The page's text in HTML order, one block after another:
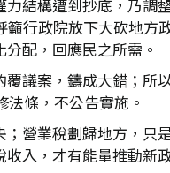
結構遭到抄底，乃調
行政院放下大砍地方
配，回應民之所需。
議案，鑄成大錯；所
條，不公告實施。
營業稅劃歸地方，只
入，才有能量推動新